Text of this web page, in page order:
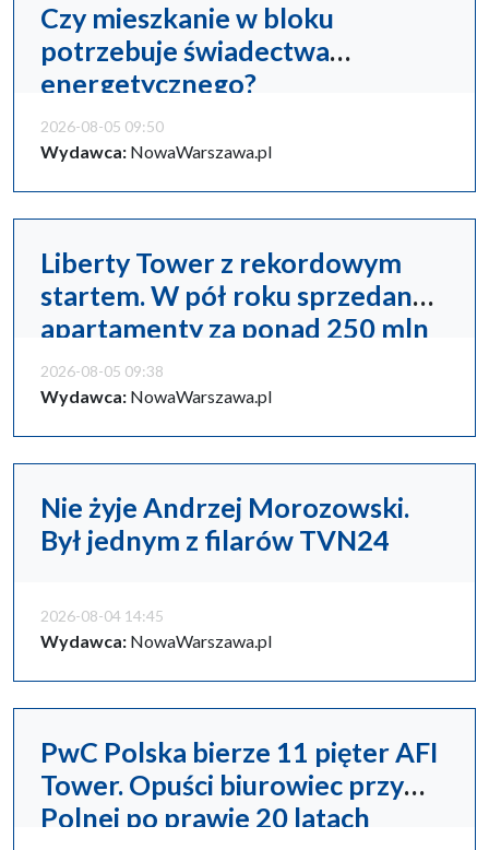
Czy mieszkanie w bloku
potrzebuje świadectwa
energetycznego?
2026-08-05 09:50
Wydawca: NowaWarszawa.pl
Liberty Tower z rekordowym
startem. W pół roku sprzedano
apartamenty za ponad 250 mln
zł
2026-08-05 09:38
Wydawca: NowaWarszawa.pl
Nie żyje Andrzej Morozowski.
Był jednym z filarów TVN24
2026-08-04 14:45
Wydawca: NowaWarszawa.pl
PwC Polska bierze 11 pięter AFI
Tower. Opuści biurowiec przy
Polnej po prawie 20 latach